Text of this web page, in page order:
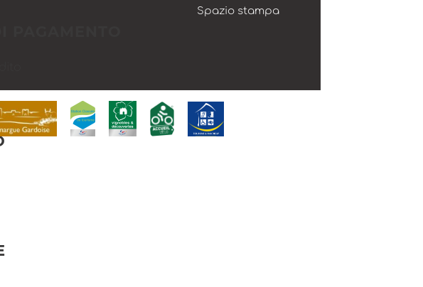
PAGAMENTO
Spazio stampa